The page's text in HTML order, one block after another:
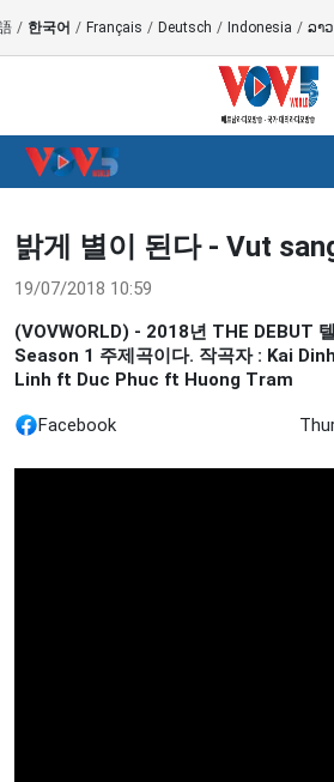
/ 한국어 / Français / Deutsch / Indonesia / ລາວ
밝게 별이 된다 - Vut
19/07/2018 10:59
(VOVWORLD) - 2018년 THE DEBUT
Season 1 주제곡이다. 작곡자 : Kai
Linh ft Duc Phuc ft Huong Tram
Facebook